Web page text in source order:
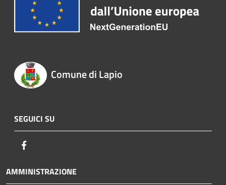
Comune di Lapio
SEGUICI SU
AMMINISTRAZIONE